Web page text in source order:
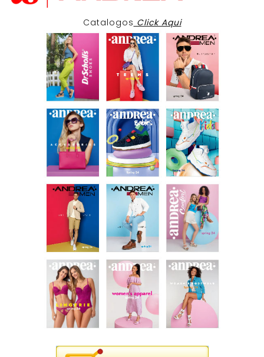
Catalogos Click Aqui